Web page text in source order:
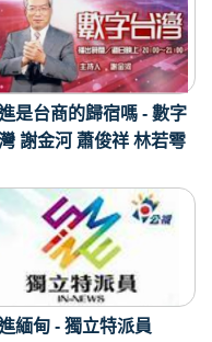
是台商的歸宿嗎 - 數字
謝金河 蕭俊祥 林若雩
緬甸 - 獨立特派員